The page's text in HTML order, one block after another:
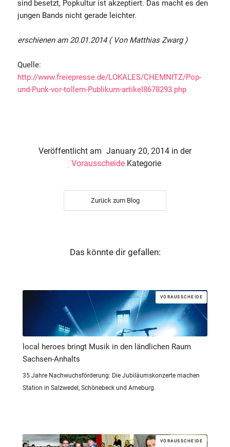
sind besetzt, Popkultur ist akzeptiert. Das macht es den
jungen Bands nicht gerade leichter.
erschienen am 20.01.2014 ( Von Matthias Zwarg )
Quelle:
http://www.freiepresse.de/LOKALES/CHEMNITZ/Pop-
und-Punk-vor-tollem-Publikum-artikel8678293.php
Veröffentlicht am January 20, 2014 in der
Vorausscheide Kategorie
Zurück zum Blog
Das könnte dir gefallen:
VORAUSSCHEIDE
local heroes bringt Musik in den ländlichen Raum
Sachsen-Anhalts
35 Jahre Nachwuchsförderung: Die Jubiläumskonzerte machen
Station in Salzwedel, Schönebeck und Arneburg.
VORAUSSCHEIDE